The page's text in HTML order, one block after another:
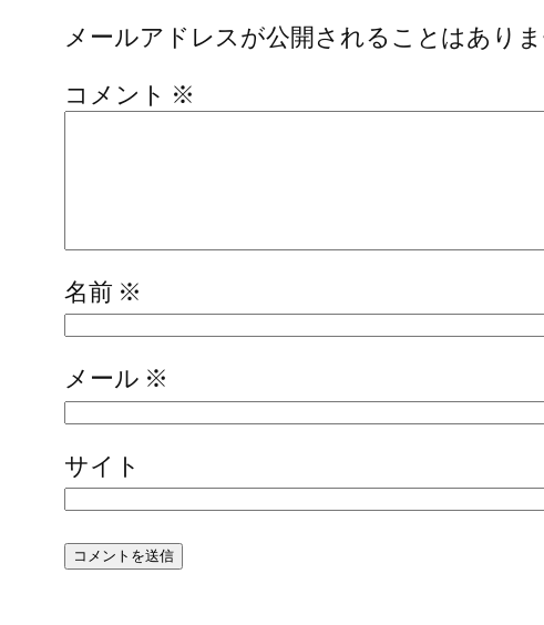
メールアドレスが公開されることはありま
コメント ※
名前 ※
メール ※
サイト